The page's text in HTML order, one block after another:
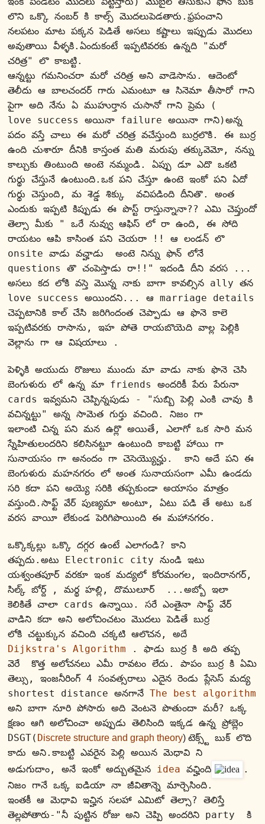
లొని ఒక్కొ నంబర్ కి కాల్స్ మొదలుపెడతారు. ఫ్రపంచాని
నలపటం మాట పక్కన పెడితే అసలు కష్టాలు ఇప్పుడు మొదలు
అవుతాయి వీళ్ళకి.ఏందుకంటే ఇప్పటివరకు ఉన్నది "మరో
చరిత్ర" లొ కాబట్టి.
ఆన్నట్టు గమనించరా మరో చరిత్ర అని వాడెసాను. ఆదెంటో
తెలీదు ఆ బాలచందర్ గారు ఎమంటూ ఆ సినెమా తీసారో గాని
పైగా అది నేను ఏ ముహుర్తాన చుసానో గాని ప్రెమ (
love success అయినా failure అయినా గాని)అన్న
పదం వస్తే చాలు ఈ మరో చరిత్ర వచేస్తుంది బుర్రలొకి. ఈ బుర్ర
ఉంది చుశారూ దీనికి కాస్తంత మతి మరుపు తక్కువెమో, నన్ను
కాల్చుకు తింటుంది అంటె నమ్మండి. ఏప్పు డూ ఎదొ ఒకటి
గుర్థు చేస్తునే ఉంటుంది.ఒక పని చేస్తూ ఉంటె ఇంకో పని ఏదో
గుర్థు చెస్తుంది, మ శెడ్డ శిక్కు  వచిపడింది దీనితొ. అంత
ఎందుకు ఇప్పటి కిప్పుడు ఈ పొస్ట్ రాస్తున్నానా?? ఎమి చెప్తుందో
తెల్సా మీకు " ఒరే నువ్వు ఆఫిస్ లో రా ఉంది, ఈ సోది
రాయటం ఆపి కాసింత పని చెయరా !! ఆ లండన్ లొ
onsite వాడు వచ్హాడు  అంటె నిన్ను ఫొన్ లోనే
questions తొ చంపెస్తాడు రా!!" ఇదండి దీని వరస ...
అసలు కద లోకి వస్తె మొన్న నాకు బాగా కావల్సిన ally తన
love success అయిందని... ఆ marriage details
చెప్పటానికి కాల్ చేసి జరిగిందంత చెప్పాడు ఆ ఫొనె కాలె
ఇప్పటివరకు రాసాను, ఇహ పోతె రాయబొయెది వాల్ల పెల్లికి
వెల్లాను గా ఆ విషయాలు .
పెళ్ళికి అయుదు రొజులు ముందు మా వాడు నాకు ఫొనె చెసి
బెంగుళురు లో ఉన్న మా friends అందరికీ పేరు పేరునా
cards ఇవ్వమని చెప్పిన్నపుడు - "సుబ్బి పెల్లి ఎంకి చావు కి
వచిన్నట్టు" అన్న సామెత గుర్తు వచింది. నిజం గా
ఇలాంటి చిన్న పని మన ఉర్లొ అయితే, ఎలాగో ఒక సారి మన
స్నేహితులందరిని కలిసినట్టూ ఉంటుంది కాబట్టి హాయి గా
సునాయసం గా అనందం గా చెసెయ్యొచ్హు.  కాని అదే పని ఈ
బెంగుళురు మహనగరం లో అంత సునాయసంగా ఎమీ ఉండదు
సరి కదా పని అయ్యె సరికి తప్పకుండా అయాసం మాత్రం
వస్తుంది.సాఫ్ట్ వేర్ పుణ్యమా అంటూ, ఏటు పడి తే అటు ఒక
వరస వాయీ లేకుండ పెరిగిపొయింది ఈ మహానగరం.
ఒక్కొక్కల్లు ఒక్కొ దగ్గర ఉంటే ఎలాగండి? కాని
తప్పదు.అటు Electronic city నుండి ఇటు
యశ్వంతపూర్ వరకూ ఇంక మద్యలో కోరమంగల, ఇందిరానగర్,
సిల్క్ బోర్ద్ , మర్థ హల్లి, దొములూర్  ...అబ్బో ఇలా
కెలికితే చాలా cards ఉన్నాయి. సరే ఎంతైనా సాఫ్ట్ వేర్
వాడిని కదా అని అలోచించటం మొదలు పెడితే బుర్ర
Dijkstra's Algorithm . ఫాడు బుర్ర కి అది తప్ప
వెరే  కొత్త అలోచనలు ఎమీ రావటం లేదు. పాపం బుర్ర కి ఏమి
తెల్సు, ఇంజనీరింగ్ 4 సంవత్సరాలు ఎదైన రెండు ప్లేసెస్ మద్య
shortest distance అనగానే The best algorithm
అని బాగా నూరి పోసారు అది వెంటనె పొతుందా మరీ? ఒక్క
క్షణం ఆగి అలోచించా అప్పుడు తెలిసింది ఇక్కడ ఉన్న ప్రోబ్లెం
DSGT( Discrete structure and graph theory) టెక్స్ట్ బుక్ లొది
కాదు అని.కాబట్టి ఎవరైన పెల్లి అయిన మెధావి ని
అడుగుదాం, అనే ఇంకో అద్బుతమైన
idea వఛ్హింది
.
నిజం గానే ఒక్క ఐడియా నా జీవితాన్నె మార్చెసింది.
ఇంతకీ ఆ మెధావి ఇచ్హిన సలహా ఎమిటో తెల్సా? తెలిస్తే
తెల్లపోతారు-"నీ పుట్టిన రోజు అని చెప్పి అందరిని party  కి